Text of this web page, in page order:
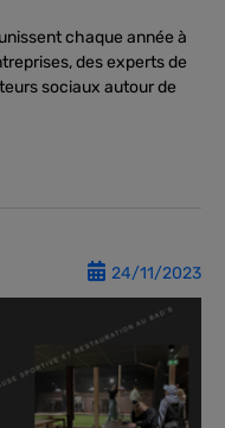
chaque année à
des experts de
sociaux autour de
24/11/2023